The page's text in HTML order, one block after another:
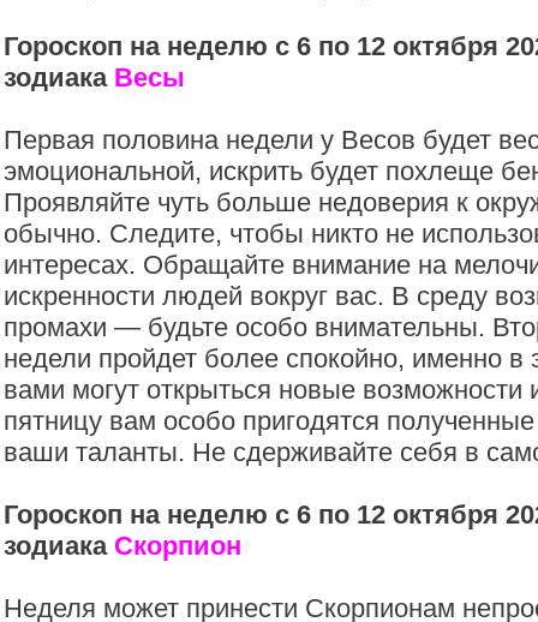
Гороскоп на неделю с 6 по 12 октября
зодиака Весы
Первая половина недели у Весов будет
эмоциональной, искрить будет похлеще
Проявляйте чуть больше недоверия к
обычно. Следите, чтобы никто не
интересах. Обращайте внимание на
искренности людей вокруг вас. В среду
промахи — будьте особо внимательны.
недели пройдет более спокойно, именно в
вами могут открыться новые возможности
пятницу вам особо пригодятся
ваши таланты. Не сдерживайте себя в
Гороскоп на неделю с 6 по 12 октября
зодиака Скорпион
Неделя может принести Скорпионам